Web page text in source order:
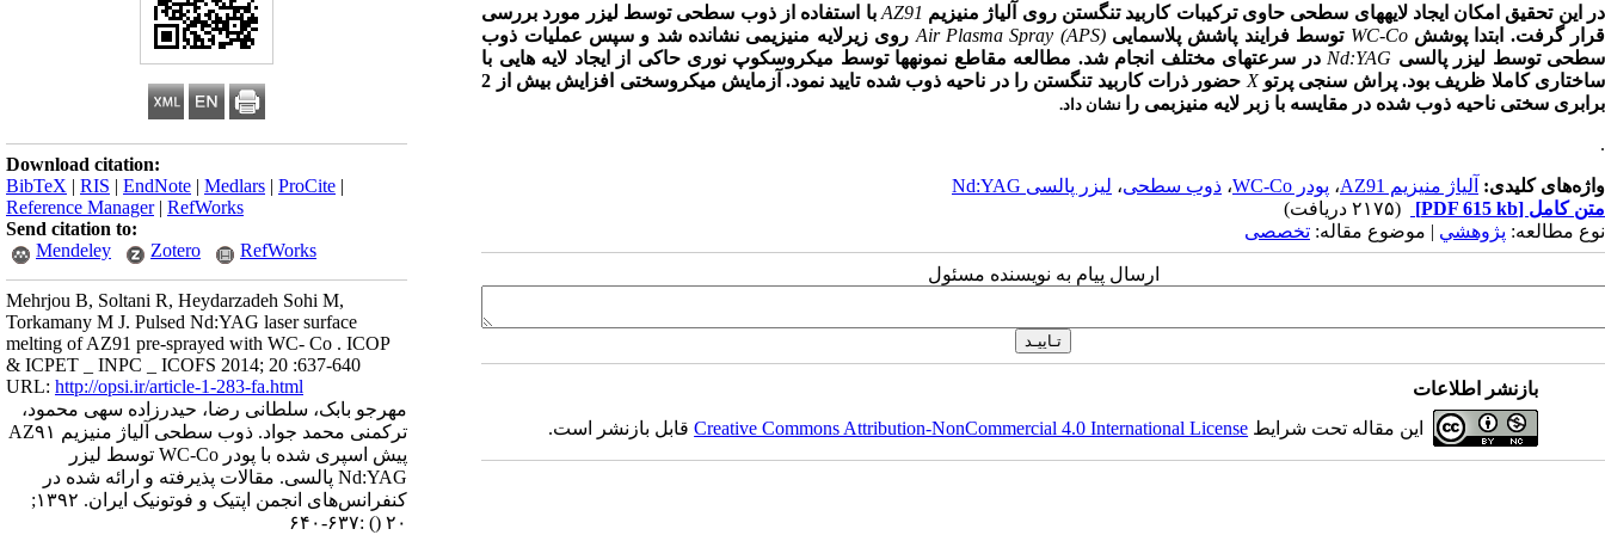
Download citation:
BibTeX | RIS | EndNote | Medlars | ProCite |
Reference Manager| RefWorks
Send citation to:
Mendeley
Zotero RefWorks
Mehrjou B, Soltani R, Heydarzadeh Sohi M,
Torkamany M J. Pulsed Nd:YAG laser surface
melting of AZ91 pre-sprayed with WC- Co . ICOP
& ICPET _ INPC _ ICOFS 2014; 20 :637-640
URL: http://opsi.ir/article-1-283-fa.html
مهرجو بابک، سلطانی رضا، حیدرزاده سهی محمود،
ترکمنی محمد جواد. ذوب سطحی آلیاژ منیزیم AZ۹۱
پیش اسپری شده با پودر WC-Co توسط لیزر
Nd:YAG پالسی. مقالات پذیرفته و ارائه شده در
کنفرانس‌های انجمن اپتیک و فوتونیک ایران. ۱۳۹۲;
۲۰ () :۶۳۷-۶۴۰
در این تحقیق امکان ایجاد لایه­های سطحی حاوی ترکیبات کاربید تنگستن روی آلیاژ منیزیم AZ91 با استفاده از ذوب سطحی توسط لیزر مورد بررسی
قرار گرفت. ابتدا پوششWC-Co توسط فرایند پاشش پلاسماییAir Plasma Spray (APS) روی زیرلایه منیزیمی نشانده شد و سپس عملیات ذوب
سطحی توسط لیزر پالسی Nd:YAG در سرعت­های مختلف انجام شد. مطالعه مقاطع نمونه­ها توسط میکروسکوپ نوری حاکی از ایجاد لایه هایی با
ساختاری کاملا ظریف بود. پراش سنجی پرتوX
حضور ذرات کاربید تنگستن را در ناحیه ذوب شده تایید نمود. آزمایش میکروسختی افزایش بیش از 2
برابری سختی ناحیه ذوب شده در مقایسه با زبر لایه منیزبمی را
نشان داد.
.
واژه‌های کلیدی: آلیاژ منیزیم AZ91 ، پودر WC-Co ، ذوب سطحی، لیزر پالسی Nd:YAG
متن کامل [PDF 615 kb]
(۲۱۷۵ دریافت)
نوع مطالعه: پژوهشي | موضوع مقاله: تخصصی
ارسال پیام به نویسنده مسئول
بازنشر اطلاعات
این مقاله تحت شرایط Creative Commons Attribution-NonCommercial 4.0 International Licenseقابل بازنشر است.